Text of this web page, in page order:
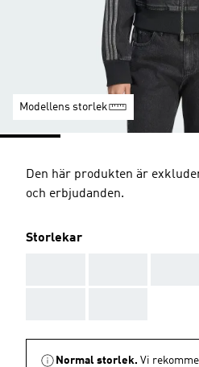
Modellens storlek
Den här produkten är
och erbjudanden.
Storlekar
Normal storlek. Vi